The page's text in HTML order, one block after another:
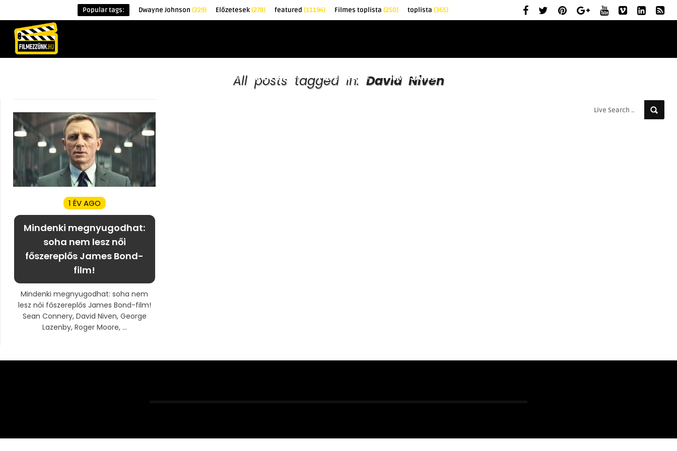
Popular tags: Dwayne Johnson (229) Előzetesek(278) featured (11194) Filmes toplista (250) toplista (365)
KRITIKÁK TOPLISTÁK FILMAJÁNLÓ
All posts tagged in: David Niven
1 ÉV AGO
Mindenki megnyugodhat:
soha nem lesz női
főszereplős James Bond-
film!
Mindenki megnyugodhat: soha nem
lesz női főszereplős James Bond-film!
Sean Connery, David Niven, George
Lazenby, Roger Moore, ...